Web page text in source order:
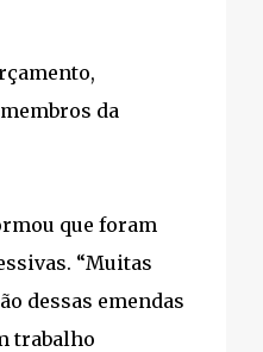
da
que foram
“Muitas
dessas emendas
trabalho